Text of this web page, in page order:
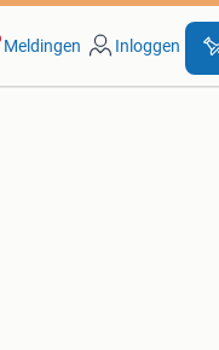
Meldingen Inloggen